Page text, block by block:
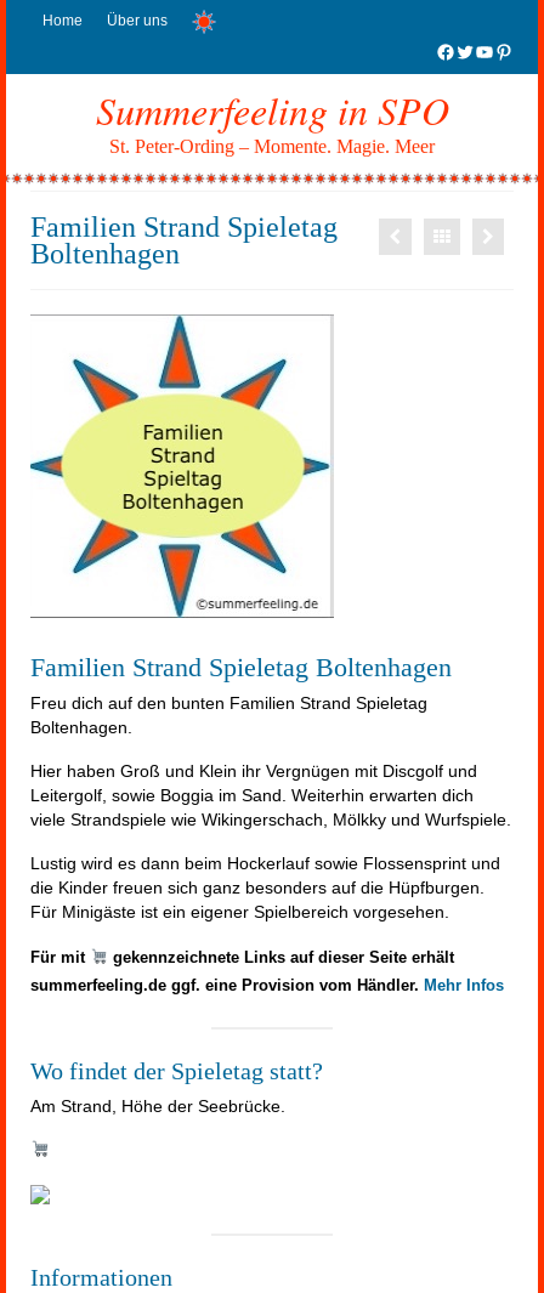
Home Über uns
Facebook
Twitter
Summerfeeling in SPO
St. Peter-Ording – Momente. Magie. Meer
Familien Strand Spieletag
Boltenhagen
Familien Strand Spieletag Boltenhagen
Freu dich auf den bunten Familien Strand Spieletag
Boltenhagen.
Hier haben Groß und Klein ihr Vergnügen mit Discgolf und
Leitergolf, sowie Boggia im Sand. Weiterhin erwarten dich
viele Strandspiele wie Wikingerschach, Mölkky und Wurfspiele.
Lustig wird es dann beim Hockerlauf sowie Flossensprint und
die Kinder freuen sich ganz besonders auf die Hüpfburgen.
Für Minigäste ist ein eigener Spielbereich vorgesehen.
Für mit
gekennzeichnete Links auf dieser Seite erhält
summerfeeling.de ggf. eine Provision vom Händler. Mehr Infos
Wo findet der Spieletag statt?
Am Strand, Höhe der Seebrücke.
Informationen